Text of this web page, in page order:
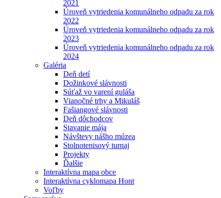
2021
Úroveň vytriedenia komunálneho odpadu za rok
2022
Úroveň vytriedenia komunálneho odpadu za rok
2023
Úroveň vytriedenia komunálneho odpadu za rok
2024
Galéria
Deň detí
Dožinkové slávnosti
Súťaž vo varení guláša
Vianočné trhy a Mikuláš
Fašiangové slávnosti
Deň dôchodcov
Stavanie mája
Návštevy nášho múzea
Stolnotenisový turnaj
Projekty
Ďalšie
Interaktívna mapa obce
Interaktívna cyklomapa Hont
Voľby